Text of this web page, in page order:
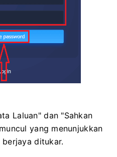
Laluan" dan "Sahkan
yang menunjukkan
ditukar.